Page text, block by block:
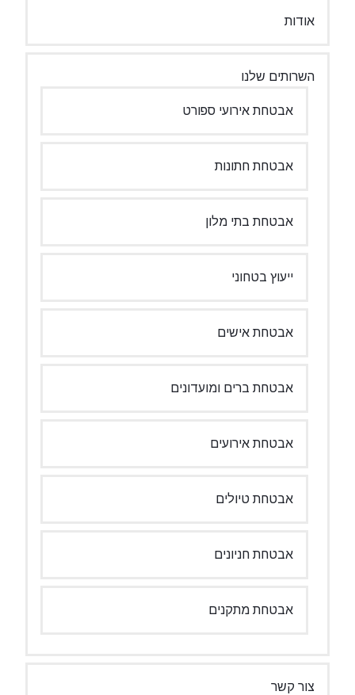
אודות
השרותים שלנו
אבטחת אירועי ספורט
אבטחת חתונות
אבטחת בתי מלון
ייעוץ בטחוני
אבטחת אישים
אבטחת ברים ומועדונים
אבטחת אירועים
אבטחת טיולים
אבטחת חניונים
אבטחת מתקנים
צור קשר